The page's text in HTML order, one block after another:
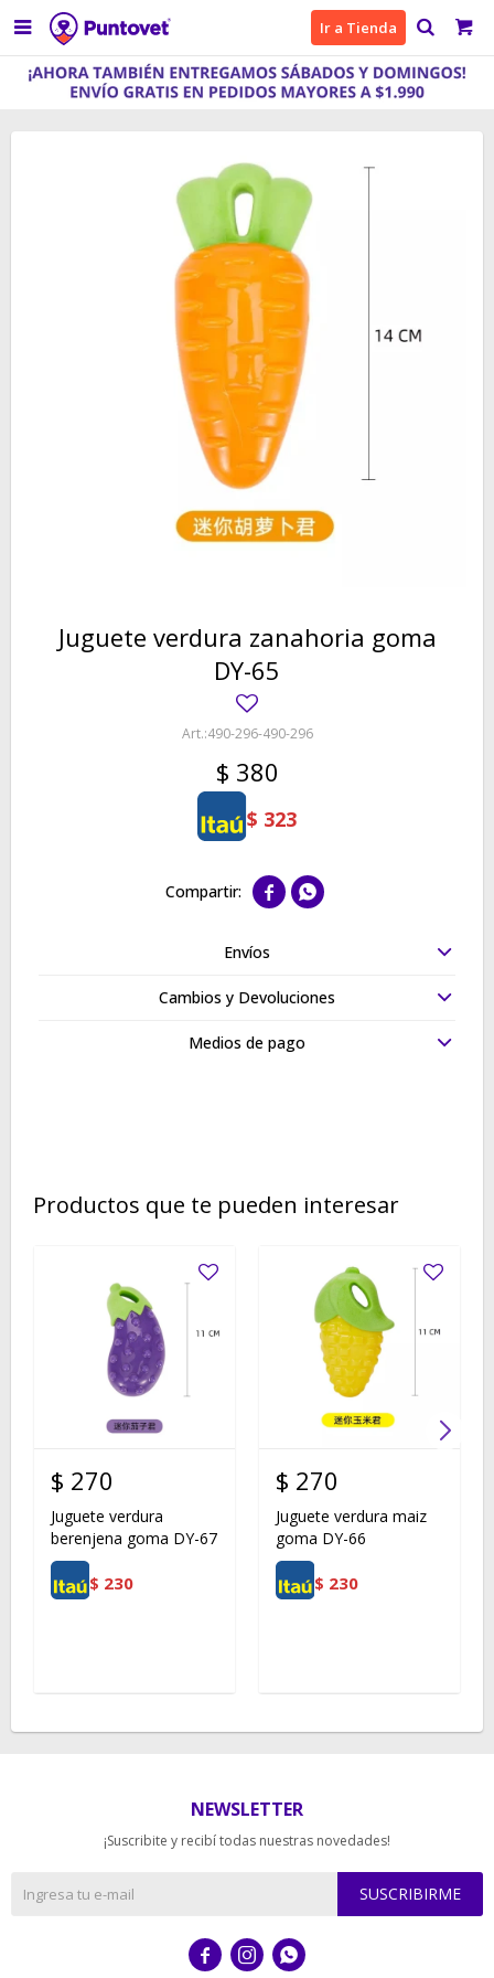
 Ir a Tienda
Juguete verdura zanahoria goma
DY-65
490-296-490-296
$ 380
$ 323
 
Envíos
Cambios y Devoluciones
Medios de pago
Productos que te pueden interesar
$ 270
Juguete verdura
berenjena goma DY-67
$ 230
$ 270
Juguete verdura maiz
goma DY-66
$ 230
NEWSLETTER
¡Suscribite y recibí todas nuestras novedades!
SUSCRIBIRME
  